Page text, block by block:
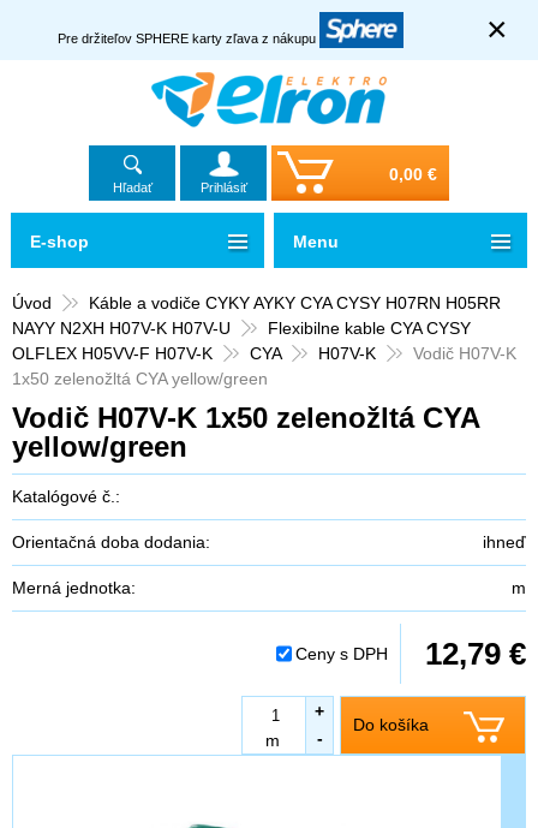
Pre držiteľov SPHERE karty zľava z nákupu ×
Hľadať Prihlásiť
0,00 €
Úvod
Káble a vodiče CYKY AYKY CYA CYSY H07RN H05RR
NAYY N2XH H07V-K H07V-U
Flexibilne kable CYA CYSY
OLFLEX H05VV-F H07V-K
CYA H07V-K
Vodič H07V-K
1x50 zelenožltá CYA yellow/green
Vodič H07V-K 1x50 zelenožltá CYA
yellow/green
Katalógové č.:
Orientačná doba dodania: ihneď
Merná jednotka: m
Ceny s DPH 12,79 €
Do košíka
-
m
+
E-shop Menu